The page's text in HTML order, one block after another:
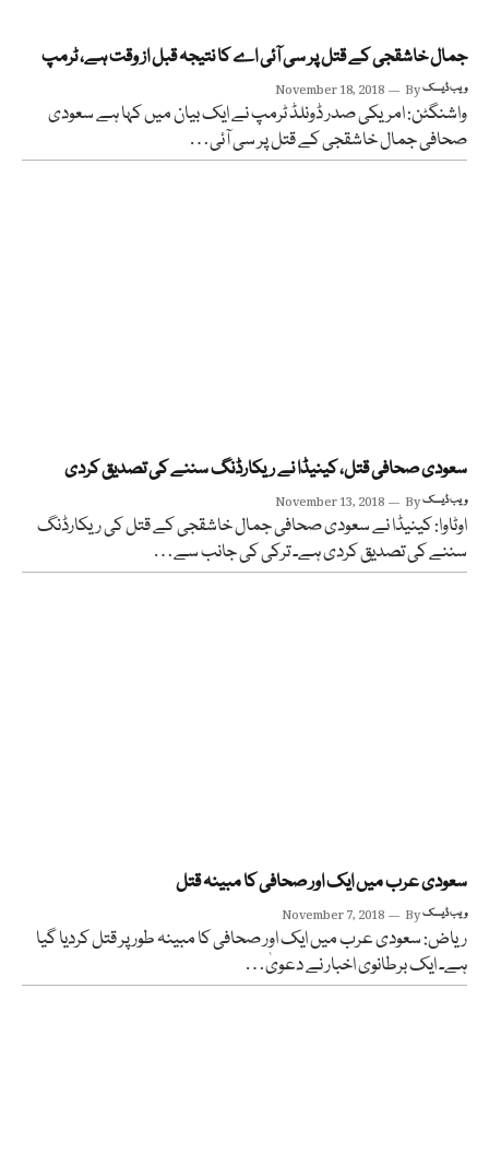
جمال خاشقجی کے قتل پر سی آئی اے کا نتیجہ قبل از وقت ہے، ٹرمپ
November 18, 2018 Byویب ڈیسک
واشنگٹن: امریکی صدر ڈونلڈ ٹرمپ نے ایک بیان میں کہا ہے سعودی
صحافی جمال خاشقجی کے قتل پر سی آئی…
سعودی صحافی قتل، کینیڈا نے ریکارڈنگ سننے کی تصدیق کردی
November 13, 2018 Byویب ڈیسک
اوٹاوا: کینیڈا نے سعودی صحافی جمال خاشقجی کے قتل کی ریکارڈنگ
سننے کی تصدیق کردی ہے۔ ترکی کی جانب سے…
سعودی عرب میں ایک اور صحافی کا مبینہ قتل
November 7, 2018 Byویب ڈیسک
ریاض: سعودی عرب میں ایک اور صحافی کا مبینہ طور پر قتل کردیا گیا
ہے۔ ایک برطانوی اخبار نے دعویٰ…